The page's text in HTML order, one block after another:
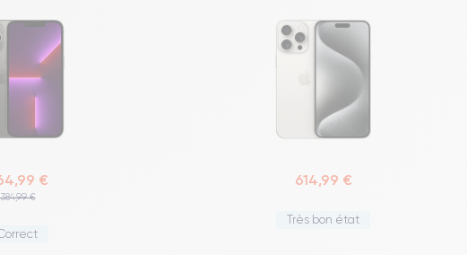
€
384,99 €
614,99 €
Très bon état